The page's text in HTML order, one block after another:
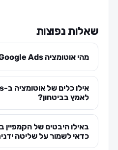
שאלות נפוצות
מהי אוטומציה Google Ads?
לאמץ בביטחון?
כדאי לשמור על שליטה